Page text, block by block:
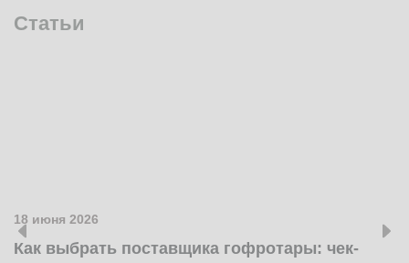
Статьи
18 июня 2026
Как выбрать поставщика гофротары: чек-